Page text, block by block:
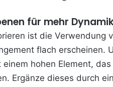
für mehr
ist die
flach erscheinen.
hohen Element,
Ergänze dieses durch